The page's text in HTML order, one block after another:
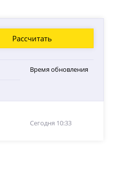
Рассчитать
Время обновления
Сегодня 10:33